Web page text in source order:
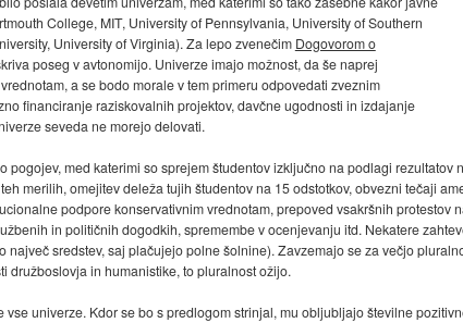
College, MIT, University of Pennsylvania, University of Southern
University of Virginia). Za lepo zvenečim Dogovorom o
poseg v avtonomijo. Univerze imajo možnost, da še naprej
a se bodo morale v tem primeru odpovedati zveznim
financiranje raziskovalnih projektov, davčne ugodnosti in izdajanje
seveda ne morejo delovati.
pogojev, med katerimi so sprejem študentov izključno na podlagi
merilih, omejitev deleža tujih študentov na 15 odstotkov, obvezni tečaji
podpore konservativnim vrednotam, prepoved vsakršnih protestov
in političnih dogodkih, spremembe v ocenjevanju itd. Nekatere
največ sredstev, saj plačujejo polne šolnine). Zavzemajo se za večjo
družboslovja in humanistike, to pluralnost ožijo.
univerze. Kdor se bo s predlogom strinjal, mu obljubljajo številne